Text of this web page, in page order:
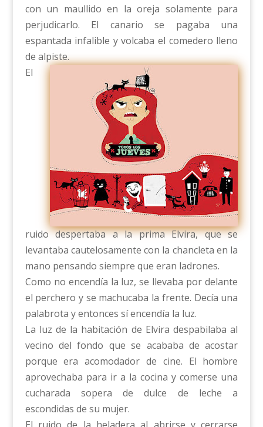
con un maullido en la oreja solamente para
perjudicarlo. El canario se pagaba una
espantada infalible y volcaba el comedero lleno
de alpiste.
El
ruido despertaba a la prima Elvira, que se
levantaba cautelosamente con la chancleta en la
mano pensando siempre que eran ladrones.
Como no encendía la luz, se llevaba por delante
el perchero y se machucaba la frente. Decía una
palabrota y entonces sí encendía la luz.
La luz de la habitación de Elvira despabilaba al
vecino del fondo que se acababa de acostar
porque era acomodador de cine. El hombre
aprovechaba para ir a la cocina y comerse una
cucharada sopera de dulce de leche a
escondidas de su mujer.